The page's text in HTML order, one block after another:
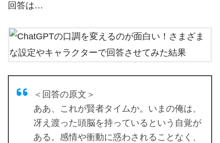
回答は…
＜回答の原文＞
ああ、これが賢者タイムか。いまの俺は、
冴え渡った頭脳を持っているという自覚が
ある。感情や衝動に惑わされることなく、